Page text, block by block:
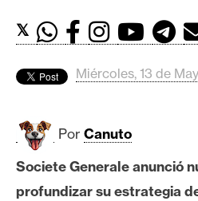
d
o
s
B
i
t
c
𝕏
Miércoles, 13 de
Por Canuto
Societe Generale anunció
profundizar su estrategia